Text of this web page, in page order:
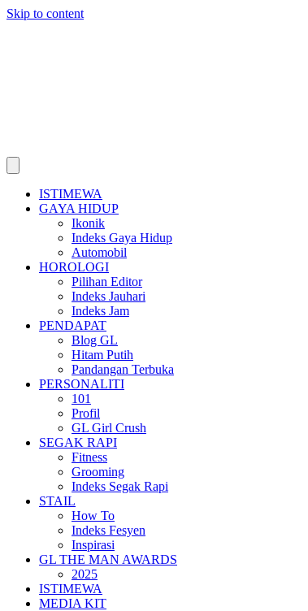
Skip to content
ISTIMEWA
GAYA HIDUP
Ikonik
Indeks Gaya Hidup
Automobil
HOROLOGI
Pilihan Editor
Indeks Jauhari
Indeks Jam
PENDAPAT
Blog GL
Hitam Putih
Pandangan Terbuka
PERSONALITI
101
Profil
GL Girl Crush
SEGAK RAPI
Fitness
Grooming
Indeks Segak Rapi
STAIL
How To
Indeks Fesyen
Inspirasi
GL THE MAN AWARDS
2025
ISTIMEWA
MEDIA KIT